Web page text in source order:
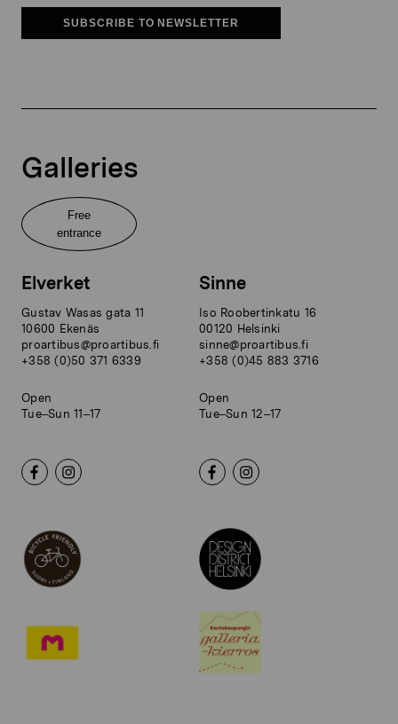
SUBSCRIBE TO NEWSLETTER
Galleries
Free
entrance
Elverket
Gustav Wasas gata 11
10600 Ekenäs
proartibus@proartibus.fi
+358 (0)50 371 6339
Open
Tue–Sun 11–17
Sinne
Iso Roobertinkatu 16
00120 Helsinki
sinne@proartibus.fi
+358 (0)45 883 3716
Open
Tue–Sun 12–17